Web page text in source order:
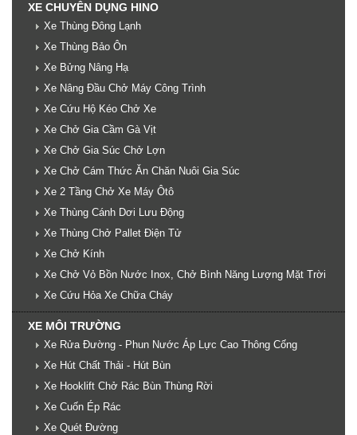
XE CHUYÊN DỤNG HINO
Xe Thùng Đông Lạnh
Xe Thùng Bảo Ôn
Xe Bửng Nâng Hạ
Xe Nâng Đầu Chở Máy Công Trình
Xe Cứu Hộ Kéo Chở Xe
Xe Chở Gia Cầm Gà Vịt
Xe Chở Gia Súc Chở Lợn
Xe Chở Cám Thức Ăn Chăn Nuôi Gia Súc
Xe 2 Tầng Chở Xe Máy Ôtô
Xe Thùng Cánh Dơi Lưu Động
Xe Thùng Chở Pallet Điện Tử
Xe Chở Kính
Xe Chở Vỏ Bồn Nước Inox, Chở Bình Năng Lượng Mặt Trời
Xe Cứu Hỏa Xe Chữa Cháy
XE MÔI TRƯỜNG
Xe Rửa Đường - Phun Nước Áp Lực Cao Thông Cống
Xe Hút Chất Thải - Hút Bùn
Xe Hooklift Chở Rác Bùn Thùng Rời
Xe Cuốn Ép Rác
Xe Quét Đường